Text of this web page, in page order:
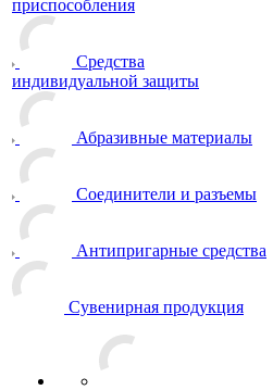
приспособления
Средства
индивидуальной защиты
Абразивные материалы
Соединители и разъемы
Антипригарные средства
Сувенирная продукция